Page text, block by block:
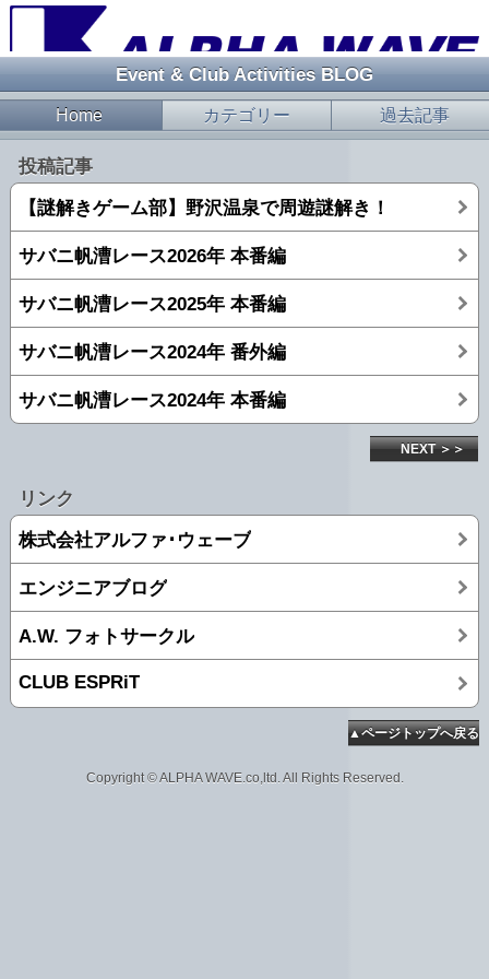
Event & Club Activities BLOG
Home カテゴリー 過去記事
投稿記事
【謎解きゲーム部】野沢温泉で周遊謎解き！
サバニ帆漕レース2026年 本番編
サバニ帆漕レース2025年 本番編
サバニ帆漕レース2024年 番外編
サバニ帆漕レース2024年 本番編
NEXT ＞＞
リンク
株式会社アルファ･ウェーブ
エンジニアブログ
A.W. フォトサークル
CLUB ESPRiT
▲ページトップへ戻る
Copyright © ALPHA WAVE.co,ltd. All Rights Reserved.